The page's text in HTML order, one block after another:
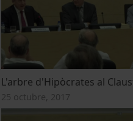
L'arbre d'Hipòcrates al
25 octubre, 2017